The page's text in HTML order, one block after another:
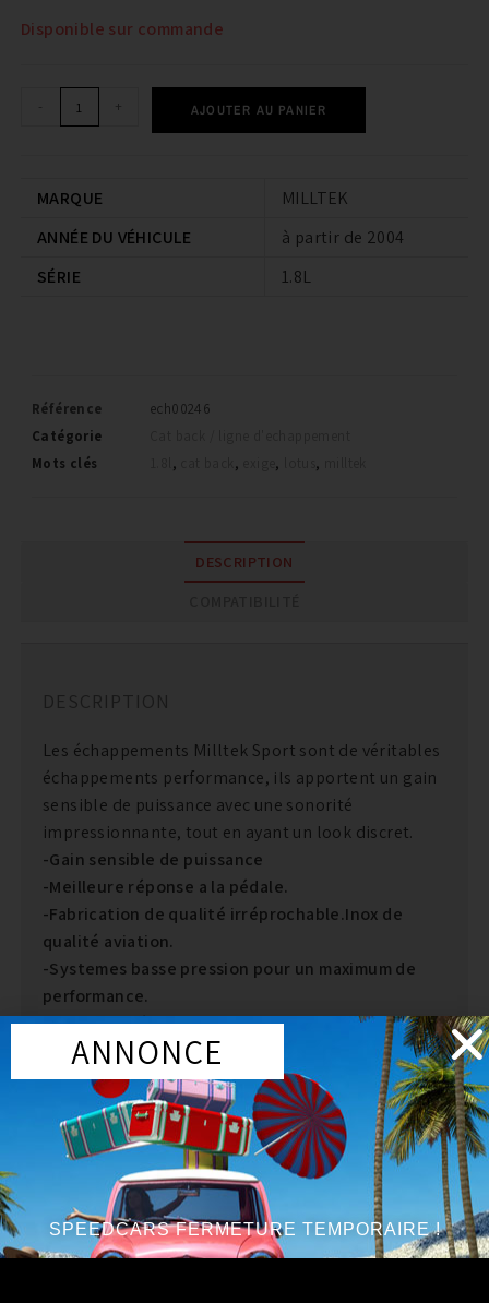
Disponible sur commande
- + AJOUTER AU PANIER
MARQUE
MILLTEK
ANNÉE DU VÉHICULE
à partir de 2004
SÉRIE
1.8L
Référence
ech00246
Catégorie
Mots clés
, , , ,
DESCRIPTION
DESCRIPTION
Les échappements Milltek Sport sont de véritables
échappements performance, ils apportent un gain
sensible de puissance avec une sonorité
impressionnante, tout en ayant un look discret.
-Gain sensible de puissance
-Meilleure réponse a la pédale.
-Fabrication de qualité irréprochable.Inox de
qualité aviation.
-Systemes basse pression pour un maximum de
performance.
-Constante évolution de la gamme et
amélioration des systemes existants.
Les échappements Milltek sont produits en acier
inoxydable haute qualité de catégorie avion type
304.
Ce matériel est antimagnétique (Ce qui n est pas le
cas de tous les inox) et est moins susceptible a la
décoloration. Cette qualité d’ acier inoxydable est
employée pour tout le systeme ainsi que le
ANNONCE
SPEEDCARS FERMETURE TEMPORAIRE !